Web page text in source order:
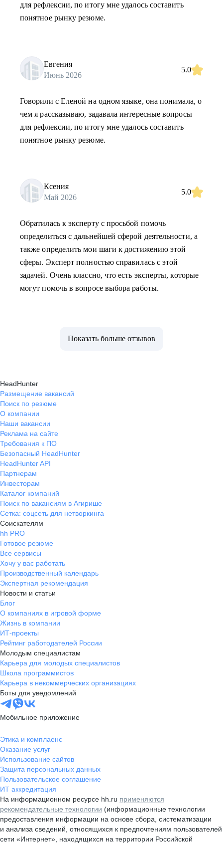
для рефлексии, по итогу мне удалось составить
понятное рынку резюме.
Евгения
Июнь 2026
5.0
Говорили с Еленой на одном языке, она понимала, о
чем я рассказываю, задавала интересные вопросы
для рефлексии, по итогу мне удалось составить
понятное рынку резюме.
Ксения
Май 2026
5.0
Обратилась к эксперту с просьбой помочь
определиться с дальнейшей сферой деятельности, а
также определить мои шаги к достижению этой
сферы. Эксперт полностью справилась с этой
задачей. Очень классно, что есть эксперты, которые
могут помочь в вопросе выбора работы.
Показать больше отзывов
HeadHunter
Размещение вакансий
Поиск по резюме
О компании
Наши вакансии
Реклама на сайте
Требования к ПО
Безопасный HeadHunter
HeadHunter API
Партнерам
Инвесторам
Каталог компаний
Поиск по вакансиям в Агирише
Сетка: соцсеть для нетворкинга
Соискателям
hh PRO
Готовое резюме
Все сервисы
Хочу у вас работать
Производственный календарь
Экспертная рекомендация
Новости и статьи
Блог
О компаниях в игровой форме
Жизнь в компании
ИТ-проекты
Рейтинг работодателей России
Молодым специалистам
Карьера для молодых специалистов
Школа программистов
Карьера в некоммерческих организациях
Боты для уведомлений
Мобильное приложение
Этика и комплаенс
Оказание услуг
Использование сайтов
Защита персональных данных
Пользовательское соглашение
ИТ аккредитация
На информационном ресурсе hh.ru применяются
рекомендательные технологии (информационные технологии
предоставления информации на основе сбора, систематизации
и анализа сведений, относящихся к предпочтениям пользователей
сети «Интернет», находящихся на территории Российской